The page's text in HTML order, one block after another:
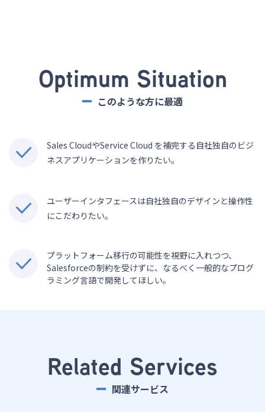
Optimum Situation
このような方に最適
Sales CloudやService Cloud を補完する自社独自のビジ
ネスアプリケーションを作りたい。
ユーザーインタフェースは自社独自のデザインと操作性
にこだわりたい。
プラットフォーム移行の可能性を視野に入れつつ、
Salesforceの制約を受けずに、なるべく一般的なプログ
ラミング言語で開発してほしい。
Related Services
関連サービス